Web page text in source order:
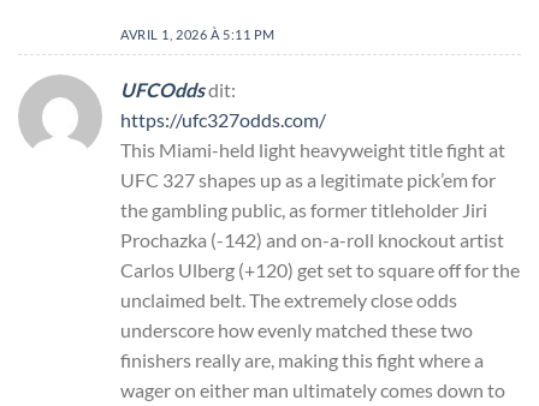
AVRIL 1, 2026 À 5:11 PM
UFCOddsdit:
https://ufc327odds.com/
This Miami-held light heavyweight title fight at
UFC 327 shapes up as a legitimate pick’em for
the gambling public, as former titleholder Jiri
Prochazka (-142) and on-a-roll knockout artist
Carlos Ulberg (+120) get set to square off for the
unclaimed belt. The extremely close odds
underscore how evenly matched these two
finishers really are, making this fight where a
wager on either man ultimately comes down to